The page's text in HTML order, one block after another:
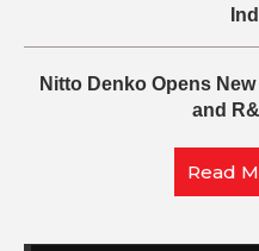
Nitto Denko Opens
and
Read